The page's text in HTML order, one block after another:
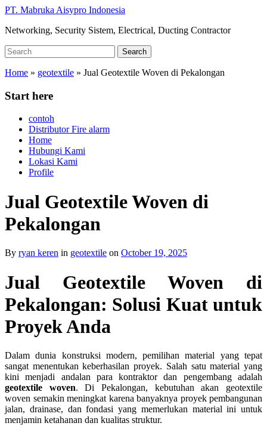
Skip
main
PT. Mabruka Aisypro Indonesia
Networking, Security Sistem, Electrical, Ducting Contractor
Search
for:
Search
Home » geotextile » Jual Geotextile Woven di Pekalongan
Start here
contoh
Distributor Fire alarm
Home
Hubungi Kami
Lokasi Kami
Profile
Jual Geotextile Woven di
Pekalongan
By ryan keren in geotextile on October 19, 2025
Jual Geotextile Woven di
Pekalongan: Solusi Kuat untuk
Proyek Anda
Dalam dunia konstruksi modern, pemilihan material yang tepat
sangat menentukan keberhasilan proyek. Salah satu material yang
kini menjadi andalan para kontraktor dan pengembang adalah
geotextile woven. Di Pekalongan, kebutuhan akan geotextile
woven semakin meningkat karena banyaknya proyek pembangunan
jalan, drainase, dan fondasi yang memerlukan material ini untuk
menjamin ketahanan dan kualitas struktur.